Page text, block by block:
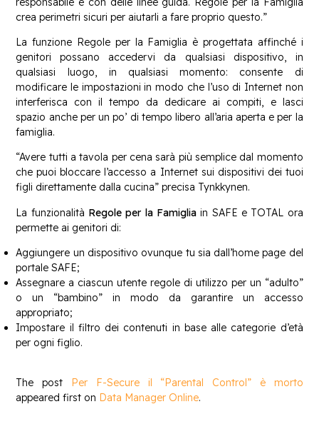
crea perimetri sicuri per aiutarli a fare proprio questo.”
La funzione Regole per la Famiglia è progettata affinché i
genitori possano accedervi da qualsiasi dispositivo, in
qualsiasi luogo, in qualsiasi momento: consente di
modificare le impostazioni in modo che l’uso di Internet non
interferisca con il tempo da dedicare ai compiti, e lasci
spazio anche per un po’ di tempo libero all’aria aperta e per la
famiglia.
“Avere tutti a tavola per cena sarà più semplice dal momento
che puoi bloccare l’accesso a Internet sui dispositivi dei tuoi
figli direttamente dalla cucina” precisa Tynkkynen.
La funzionalità Regole per la Famiglia in SAFE e TOTAL ora
permette ai genitori di:
​Aggiungere un dispositivo ovunque tu sia dall’home page del
portale SAFE;
Assegnare a ciascun utente regole di utilizzo per un “adulto”
o un “bambino” in modo da garantire un accesso
appropriato;
Impostare il filtro dei contenuti in base alle categorie d’età
per ogni figlio.
The post
Per F-Secure il “Parental Control” è morto
appeared first on Data Manager Online.